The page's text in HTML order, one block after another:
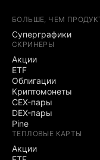
БОЛЬШЕ, ЧЕМ
Суперграфики
СКРИНЕРЫ
Акции
ETF
Облигации
Криптомонеты
CEX-пары
DEX-пары
Pine
ТЕПЛОВЫЕ КАРТЫ
Акции